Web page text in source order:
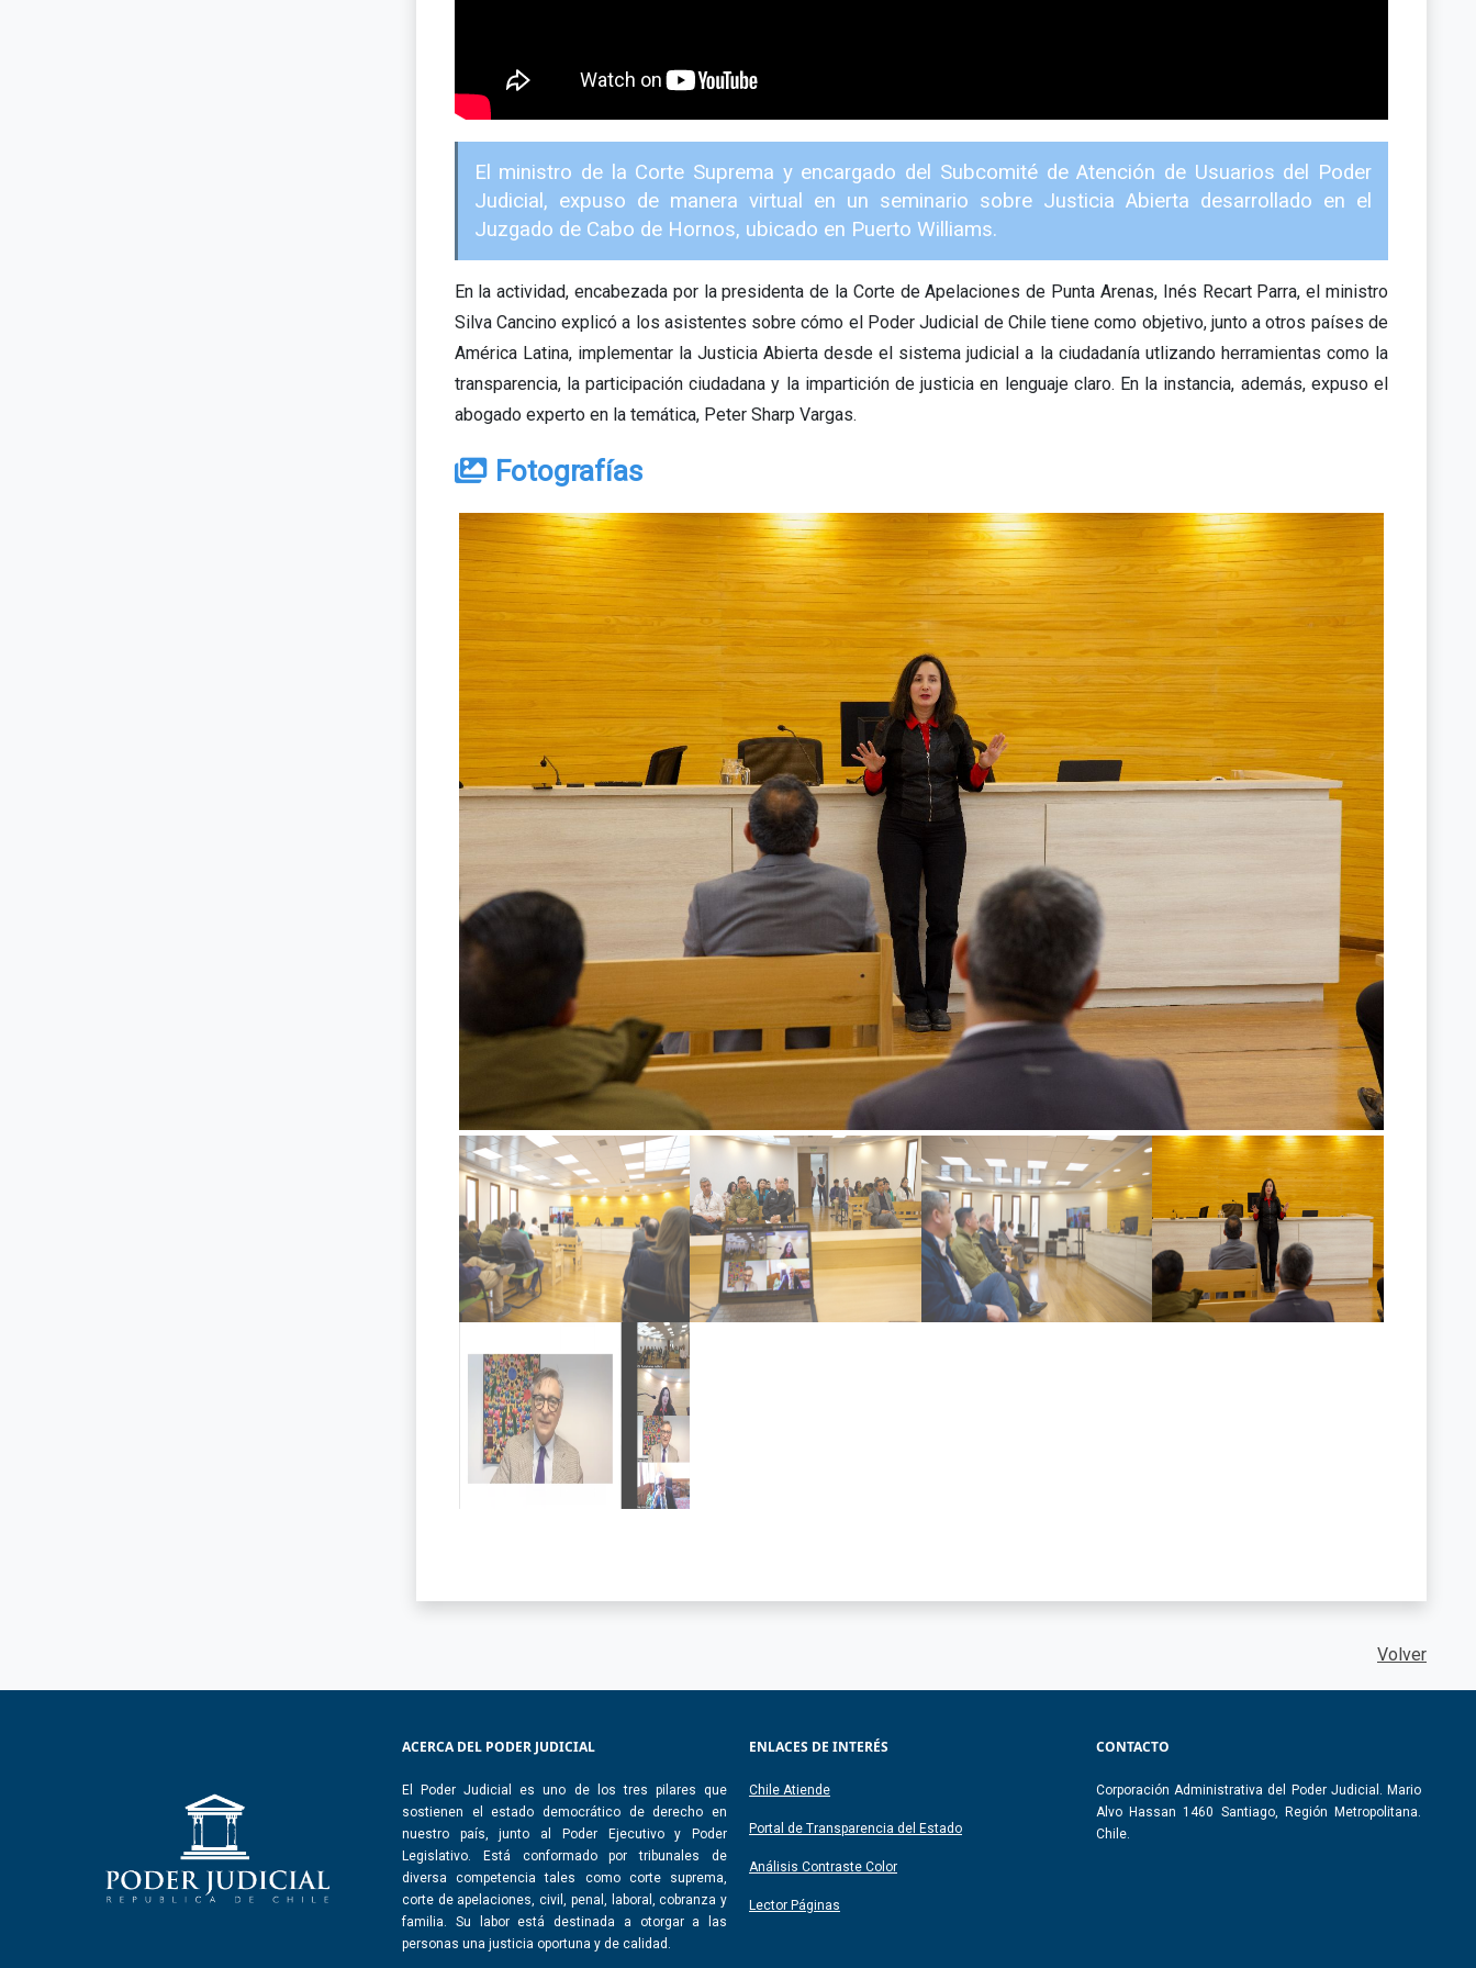
El ministro de la Corte Suprema y encargado del Subcomité de Atención de Usuarios del Poder
Judicial, expuso de manera virtual en un seminario sobre Justicia Abierta desarrollado en el
Juzgado de Cabo de Hornos, ubicado en Puerto Williams.
En la actividad, encabezada por la presidenta de la Corte de Apelaciones de Punta Arenas, Inés Recart Parra, el ministro
Silva Cancino explicó a los asistentes sobre cómo el Poder Judicial de Chile tiene como objetivo, junto a otros países de
América Latina, implementar la Justicia Abierta desde el sistema judicial a la ciudadanía utlizando herramientas como la
transparencia, la participación ciudadana y la impartición de justicia en lenguaje claro. En la instancia, además, expuso el
abogado experto en la temática, Peter Sharp Vargas.
Fotografías
Volver
ACERCA DEL PODER JUDICIAL
El Poder Judicial es uno de los tres pilares que
sostienen el estado democrático de derecho en
nuestro país, junto al Poder Ejecutivo y Poder
Legislativo. Está conformado por tribunales de
diversa competencia tales como corte suprema,
corte de apelaciones, civil, penal, laboral, cobranza y
familia. Su labor está destinada a otorgar a las
personas una justicia oportuna y de calidad.
ENLACES DE INTERÉS
Chile Atiende
Portal de Transparencia del Estado
Análisis Contraste Color
Lector Páginas
CONTACTO
Corporación Administrativa del Poder Judicial. Mario
Alvo Hassan 1460 Santiago, Región Metropolitana.
Chile.